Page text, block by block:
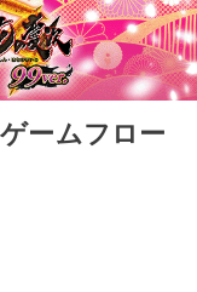
ゲームフロー